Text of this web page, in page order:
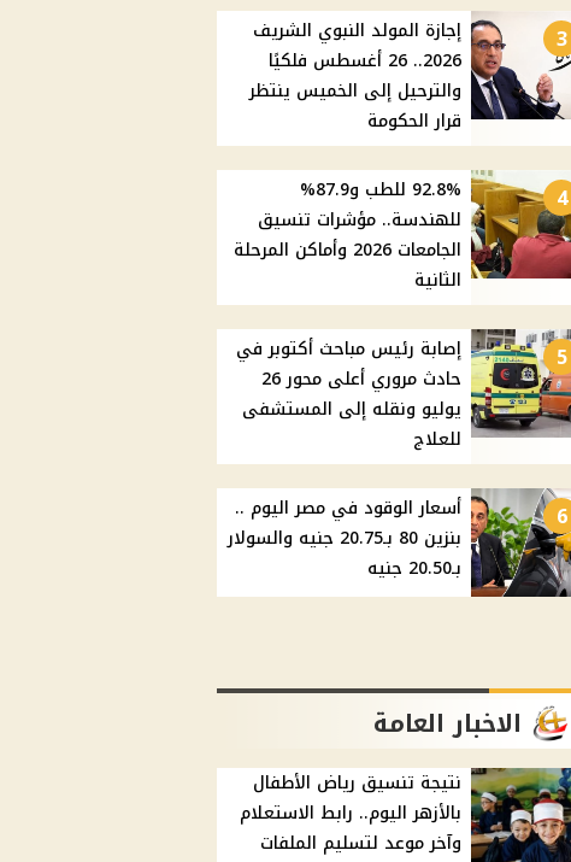
3
إجازة المولد النبوي الشريف
2026.. 26 أغسطس فلكيًا
والترحيل إلى الخميس ينتظر
قرار الحكومة
4
92.8% للطب و87.9%
للهندسة.. مؤشرات تنسيق
الجامعات 2026 وأماكن المرحلة
الثانية
5
إصابة رئيس مباحث أكتوبر في
حادث مروري أعلى محور 26
يوليو ونقله إلى المستشفى
للعلاج
6
أسعار الوقود في مصر اليوم ..
بنزين 80 بـ20.75 جنيه والسولار
بـ20.50 جنيه
الاخبار العامة
نتيجة تنسيق رياض الأطفال
بالأزهر اليوم.. رابط الاستعلام
وآخر موعد لتسليم الملفات